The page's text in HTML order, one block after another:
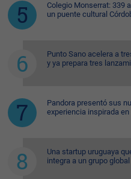
Colegio Monserrat: 339
un puente cultural
Punto Sano acelera a
y ya prepara tres
Pandora presentó sus
experiencia inspirada
Una startup uruguaya
integra a un grupo